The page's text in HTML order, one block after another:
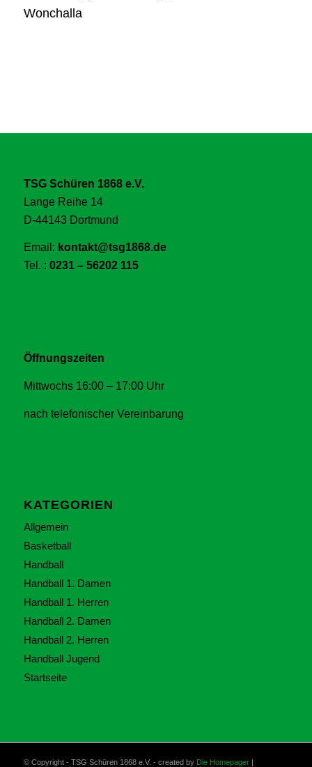
Wonchalla
TSG Schüren 1868 e.V.
Lange Reihe 14
D-44143 Dortmund
Email: kontakt@tsg1868.de
Tel. : 0231 – 56202 115
Öffnungszeiten
Mittwochs 16:00 – 17:00 Uhr
nach telefonischer Vereinbarung
KATEGORIEN
Allgemein
Basketball
Handball
Handball 1. Damen
Handball 1. Herren
Handball 2. Damen
Handball 2. Herren
Handball Jugend
Startseite
© Copyright - TSG Schüren 1868 e.V. - created by Die Homepager|